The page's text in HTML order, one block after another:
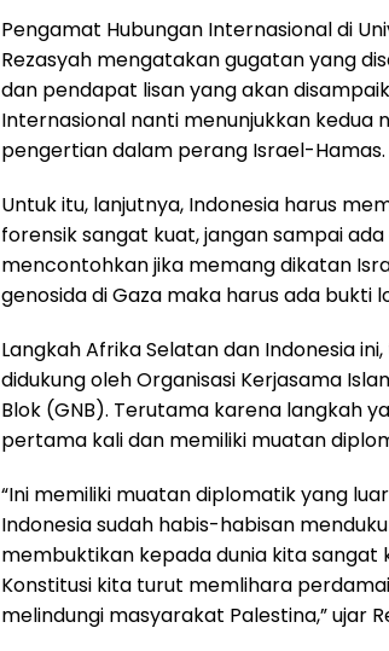
Pengamat Hubungan Internasional di
Rezasyah mengatakan gugatan yang
dan pendapat lisan yang akan
Internasional nanti menunjukkan kedua
pengertian dalam perang Israel-Hamas.
Untuk itu, lanjutnya, Indonesia harus
forensik sangat kuat, jangan sampai
mencontohkan jika memang dikatan
genosida di Gaza maka harus ada bukti
Langkah Afrika Selatan dan Indonesia
didukung oleh Organisasi Kerjasama
Blok (GNB). Terutama karena langkah
pertama kali dan memiliki muatan
“Ini memiliki muatan diplomatik yang
Indonesia sudah habis-habisan
membuktikan kepada dunia kita sangat
Konstitusi kita turut memlihara
melindungi masyarakat Palestina,” ujar